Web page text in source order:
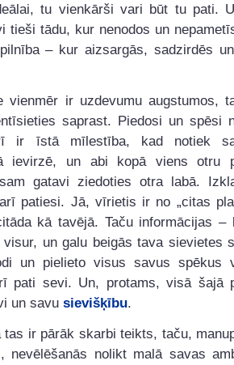
tu vienkārši vari būt tu pati.
tieši tādu, kur nenodos un
– kur aizsargās, sadzirdēs
vienmēr ir uzdevumu augstumos,
saprast. Piedosi un spēsi
ir īstā mīlestība, kad notiek
ievirzē, un abi kopā viens otru
gatavi ziedoties otra labā.
patiesi. Jā, vīrietis ir no „citas
kā tavējā. Taču informācijas –
un galu beigās tava sievietes
un pielieto visus savus spēkus
pati sevi. Un, protams, visā šajā
un savu sievišķību.
ir pārāk skarbi teikts, taču,
nevēlēšanās nolikt malā savas